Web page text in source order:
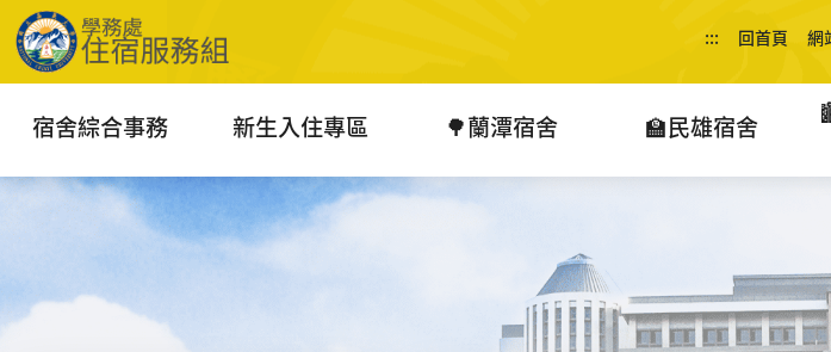
::: 回首頁 網
宿舍綜合事務 新生入住專區 🌳蘭潭宿舍 🏫民雄宿舍